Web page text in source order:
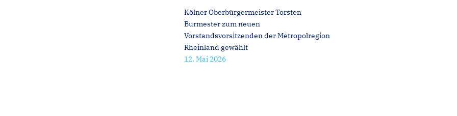
Kölner Oberbürgermeister Torsten
Burmester zum neuen
Vorstandsvorsitzenden der Metropolregion
Rheinland gewählt
12. Mai 2026